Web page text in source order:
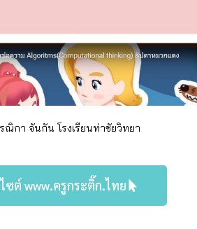
ณิกา จันกัน โรงเรียนท่าชัยวิทยา
ซต์ www.ครูกระติ๊ก.ไทย